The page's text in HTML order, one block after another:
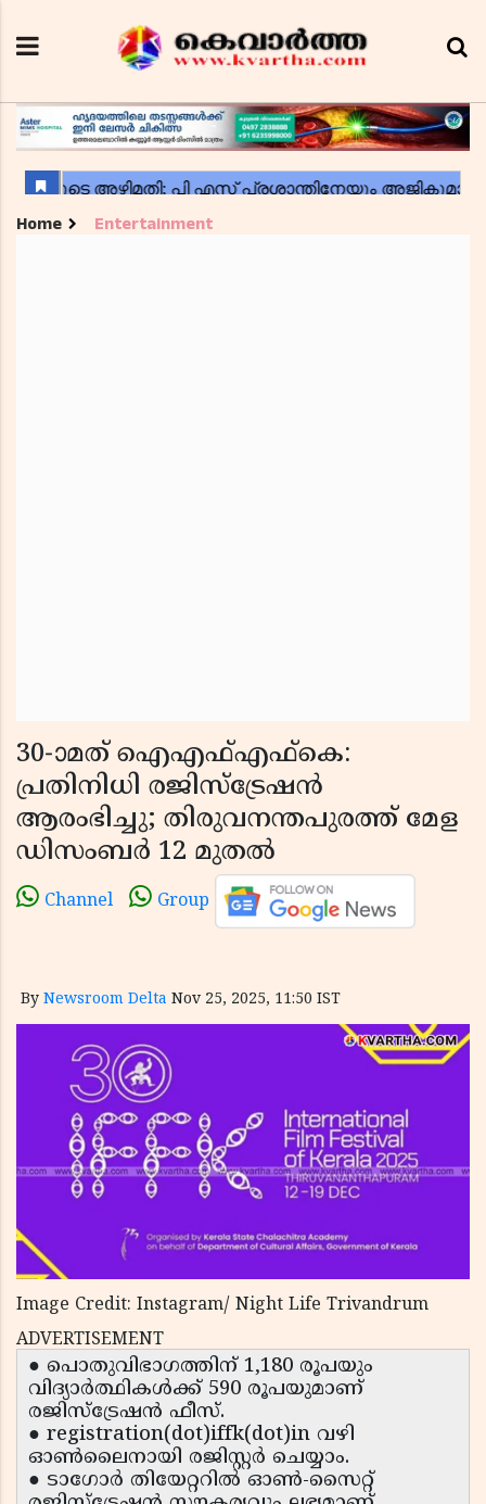
Home Entertainment
30-ാമത് ഐഎഫ്എഫ്കെ:
പ്രതിനിധി രജിസ്ട്രേഷൻ
ആരംഭിച്ചു; തിരുവനന്തപുരത്ത് മേള
ഡിസംബർ 12 മുതൽ
Channel Group
By Newsroom Delta Nov 25, 2025, 11:50 IST
Image Credit: Instagram/ Night Life Trivandrum
ADVERTISEMENT
● പൊതുവിഭാഗത്തിന് 1,180 രൂപയും
വിദ്യാർത്ഥികൾക്ക് 590 രൂപയുമാണ്
രജിസ്ട്രേഷൻ ഫീസ്.
● registration(dot)iffk(dot)in വഴി
ഓൺലൈനായി രജിസ്റ്റർ ചെയ്യാം.
● ടാഗോർ തിയേറ്ററിൽ ഓൺ-സൈറ്റ്